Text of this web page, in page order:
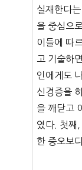
실재한다
을 중심으
이들에 따
고 기술하
인에게도
신경증을
을 깨닫고
였다. 첫째
한 증오보